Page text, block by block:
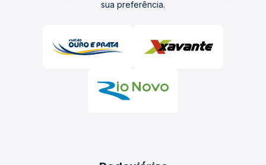
sua preferência.